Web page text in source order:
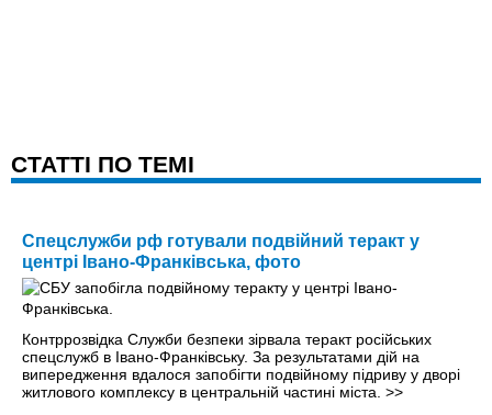
CТАТТІ ПО ТЕМІ
Спецслужби рф готували подвійний теракт у
центрі Івано-Франківська, фото
Контррозвідка Служби безпеки зірвала теракт російських
спецслужб в Івано-Франківську. За результатами дій на
випередження вдалося запобігти подвійному підриву у дворі
житлового комплексу в центральній частині міста. >>